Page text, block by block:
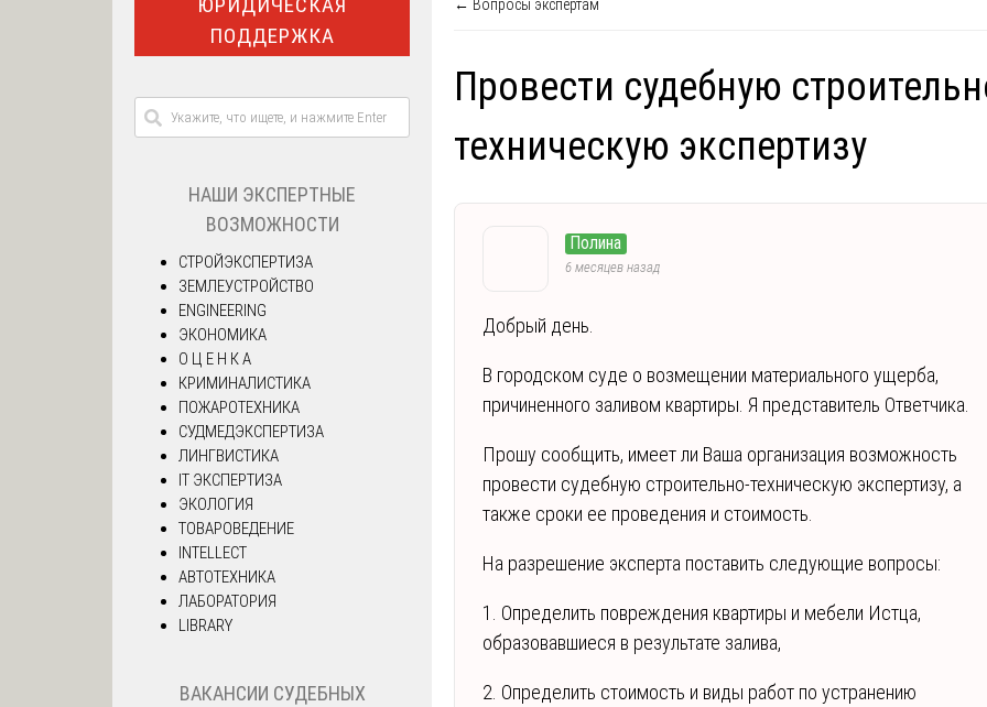
← Вопросы экспертам
Провести судебную
техническую экспертизу
Полина
6 месяцев назад
Добрый день.
В городском суде о возмещении материального ущерба,
причиненного заливом квартиры. Я представитель Ответчика.
Прошу сообщить, имеет ли Ваша организация возможность
провести судебную строительно-техническую экспертизу, а
также сроки ее проведения и стоимость.
На разрешение эксперта поставить следующие вопросы:
1. Определить повреждения квартиры и мебели Истца,
образовавшиеся в результате залива,
2. Определить стоимость и виды работ по устранению
ПОДДЕРЖКА
НАШИ ЭКСПЕРТНЫЕ
ВОЗМОЖНОСТИ
СТРОЙЭКСПЕРТИЗА
ЗЕМЛЕУСТРОЙСТВО
ENGINEERING
ЭКОНОМИКА
О Ц Е Н К А
КРИМИНАЛИСТИКА
ПОЖАРОТЕХНИКА
СУДМЕДЭКСПЕРТИЗА
ЛИНГВИСТИКА
IT ЭКСПЕРТИЗА
ЭКОЛОГИЯ
ТОВАРОВЕДЕНИЕ
INTELLECT
АВТОТЕХНИКА
ЛАБОРАТОРИЯ
LIBRARY
ВАКАНСИИ СУДЕБНЫХ